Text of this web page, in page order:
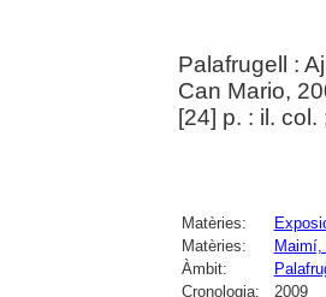
Palafrugell :
Can Mario,
[24] p. : il. col.
Matèries:
Matèries:
Àmbit:
Cronologia:
2009